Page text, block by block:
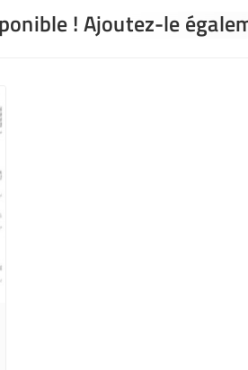
! Ajoutez-le